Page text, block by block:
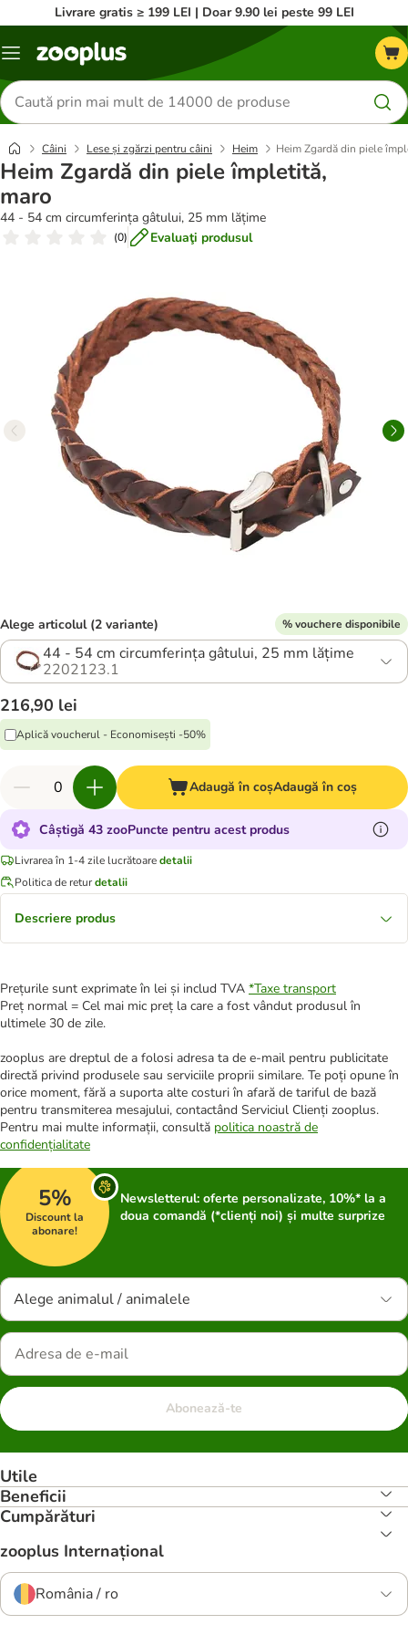
Livrare gratis ≥ 199 LEI | Doar 9.90 lei peste 99 LEI
Categorii
Căutare
produse
Câini Lese și zgărzi pentru câini Heim Heim Zgardă din piele
Heim Zgardă din piele împletită,
maro
44 - 54 cm circumferința gâtului, 25 mm lățime
(0) Evaluaţi produsul
Alege articolul (2 variante) % vouchere disponibile
44 - 54 cm circumferința gâtului, 25 mm lățime
2202123.1
216,90 lei
Aplică voucherul - Economisești -50%
Adaugă în coșAdaugă în coș
Câștigă 43 zooPuncte pentru acest produs
Livrarea în 1-4 zile lucrătoaredetalii
Politica de returdetalii
Descriere produs
Prețurile sunt exprimate în lei și includ TVA *Taxe transport
Preț normal = Cel mai mic preț la care a fost vândut produsul în
ultimele 30 de zile.
zooplus are dreptul de a folosi adresa ta de e-mail pentru publicitate
directă privind produsele sau serviciile proprii similare. Te poți opune în
orice moment, fără a suporta alte costuri în afară de tariful de bază
pentru transmiterea mesajului, contactând Serviciul Clienți zooplus.
Pentru mai multe informații, consultă politica noastră de
confidențialitate
5%
Discount la
abonare!
Newsletterul: oferte personalizate, 10%* la a
doua comandă (*clienți noi) și multe surprize
Alege animalul / animalele
Abonează-te
Utile
Beneficii
Cumpărături
zooplus Internațional
România / ro